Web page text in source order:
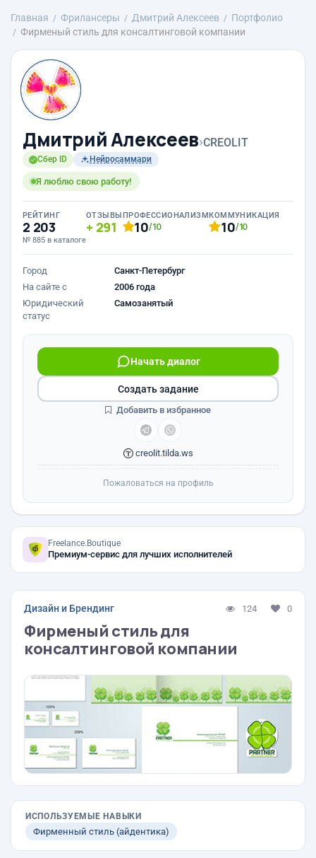
Главная Фрилансеры Дмитрий Алексеев
Портфолио
Фирменый стиль для консалтинговой компании
Дмитрий Алексеев›CREOLIT
Сбер ID Нейросаммари
Я люблю свою работу!
РЕЙТИНГ
2 203
№ 885 в каталоге
ОТЗЫВЫ
291
ПРОФЕССИОНАЛИЗМ
10/10
КОММУНИКАЦИЯ
10/10
Город
Санкт-Петербург
На сайте с
2006 года
Юридический
статус
Самозанятый
Начать диалог
creolit.tilda.ws
Создать задание
Добавить в избранное
Пожаловаться на профиль
Freelance.Boutique
Премиум-сервис для лучших исполнителей
Дизайн и Брендинг 124 0
Фирменый стиль для
консалтинговой компании
ИСПОЛЬЗУЕМЫЕ НАВЫКИ
Фирменный стиль (айдентика)